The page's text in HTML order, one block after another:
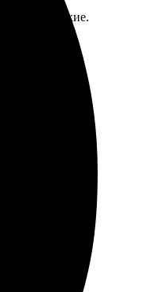
четкие.
впечатляет.